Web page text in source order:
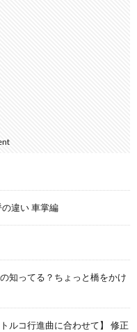
違い 車掌編
知ってる？ちょっと橋をかけ
ルコ行進曲に合わせて】 修正